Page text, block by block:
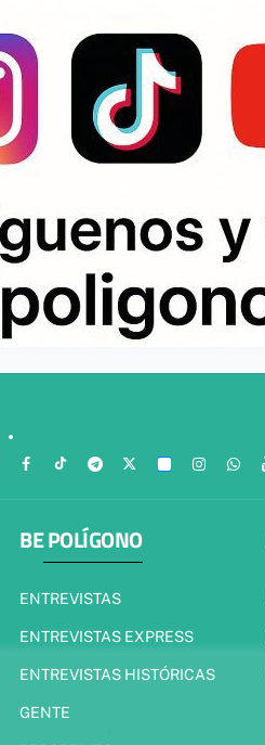
BE POLÍGONO
ENTREVISTAS
ENTREVISTAS EXPRESS
ENTREVISTAS HISTÓRICAS
GENTE